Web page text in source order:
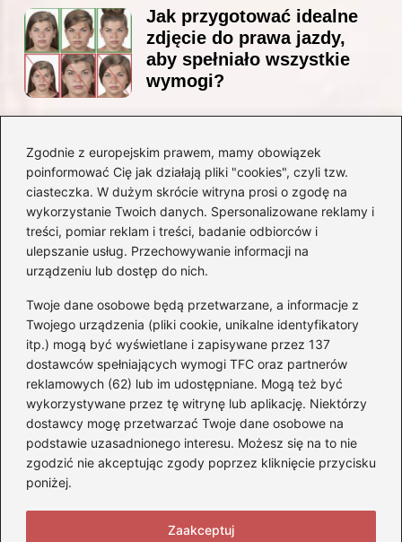
Zgodnie z europejskim prawem, mamy obowiązek
poinformować Cię jak działają pliki "cookies", czyli tzw.
ciasteczka. W dużym skrócie witryna prosi o zgodę na
wykorzystanie Twoich danych. Spersonalizowane reklamy i
treści, pomiar reklam i treści, badanie odbiorców i
ulepszanie usług. Przechowywanie informacji na
urządzeniu lub dostęp do nich.
Twoje dane osobowe będą przetwarzane, a informacje z
Twojego urządzenia (pliki cookie, unikalne identyfikatory
itp.) mogą być wyświetlane i zapisywane przez 137
dostawców spełniających wymogi TFC oraz partnerów
reklamowych (62) lub im udostępniane. Mogą też być
wykorzystywane przez tę witrynę lub aplikację. Niektórzy
dostawcy mogę przetwarzać Twoje dane osobowe na
podstawie uzasadnionego interesu. Możesz się na to nie
zgodzić nie akceptując zgody poprzez kliknięcie przycisku
poniżej.
Zaakceptuj
Jak przygotować idealne
zdjęcie do prawa jazdy,
aby spełniało wszystkie
wymogi?
Czy Jarosław Kaczyński
posiada prawo jazdy? Oto
prawda, którą warto znać!
Kategorie
Akumulatory(71)
Benzyna i Diesel(68)
Motocykle(47)
Opony(77)
Prawo jazdy(75)
Samochody(275)
Silniki(83)